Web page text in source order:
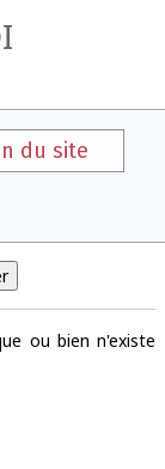
du site
ou bien n'existe